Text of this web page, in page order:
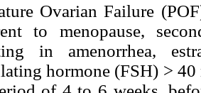
Ovarian Failure
to menopause,
in amenorrhea,
hormone (FSH) >